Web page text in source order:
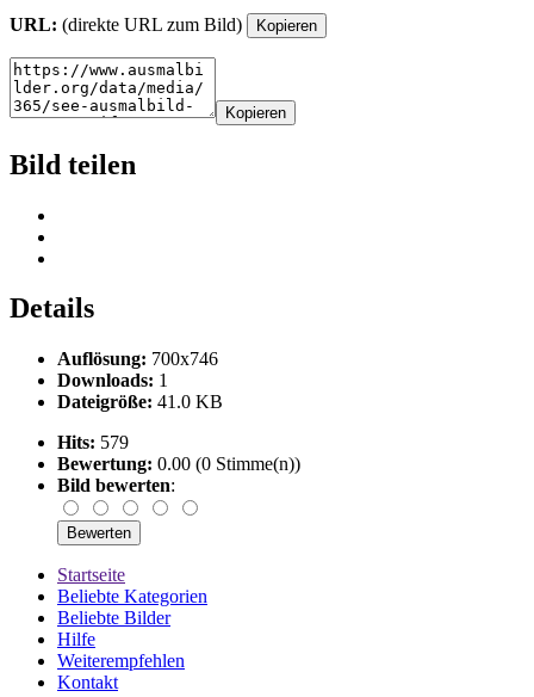
URL: (direkte URL zum Bild) Kopieren
Kopieren
Bild teilen
Details
Auflösung: 700x746
Downloads: 1
Dateigröße: 41.0 KB
Hits: 579
Bewertung: 0.00 (0 Stimme(n))
Bild bewerten:
Startseite
Beliebte Kategorien
Beliebte Bilder
Hilfe
Weiterempfehlen
Kontakt